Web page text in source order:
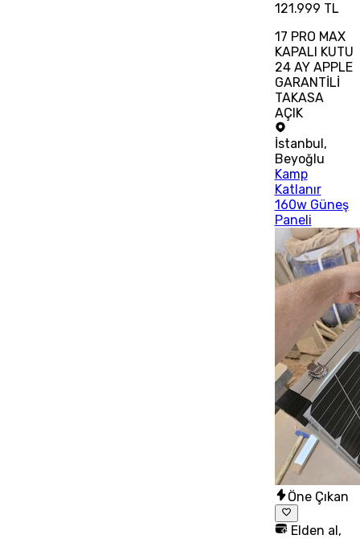
121.999 TL
17 PRO MAX
KAPALI KUTU
24 AY APPLE
GARANTİLİ
TAKASA
AÇIK
İstanbul,
Beyoğlu
Kamp
Katlanır
160w Güneş
Paneli
Öne Çıkan
Elden al,